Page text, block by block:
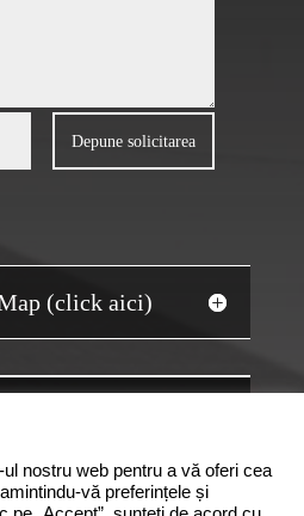
Depune solicitarea
(click aici)
nostru web pentru a vă oferi cea
vă preferințele și